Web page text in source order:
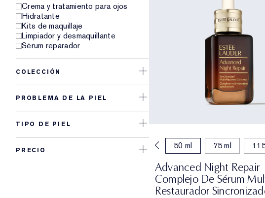
Crema y tratamiento para ojos
Hidratante
Kits de maquillaje
Limpiador y desmaquillante
Sérum reparador
COLECCIÓN
PROBLEMA DE LA PIEL
TIPO DE PIEL
PRECIO 30 ml 50 ml 75 ml
Advanced Night Repair
Complejo De Sérum
Restaurador